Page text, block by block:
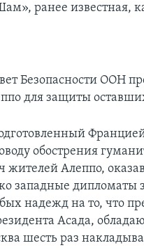
ранее известная,
Безопасности ООН
для защиты
обострения
жителей Алеппо,
западные дипломаты
надежд на то, что
Асада,
шесть раз